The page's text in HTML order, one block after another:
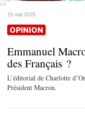
DR
15 mai 2025
OPINION
Emmanuel
des Français ?
L’éditorial de Charlotte
Président Macron.